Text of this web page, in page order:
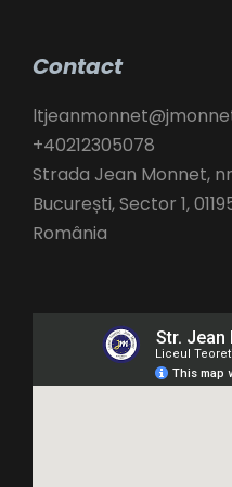
Contact
+40212305078
Strada Jean Monnet,
București,Sector 1,
România